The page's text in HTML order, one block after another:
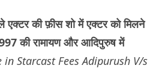
एक्टर की फ़ीस शो में एक्टर को मिलने
की रामायण और आदिपुरुष में
in Starcast Fees Adipurush V/s